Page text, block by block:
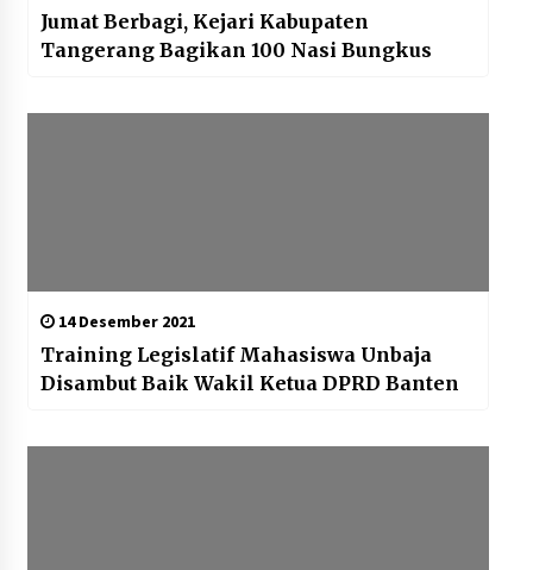
Jumat Berbagi, Kejari Kabupaten
Tangerang Bagikan 100 Nasi Bungkus
14 Desember 2021
Training Legislatif Mahasiswa Unbaja
Disambut Baik Wakil Ketua DPRD Banten